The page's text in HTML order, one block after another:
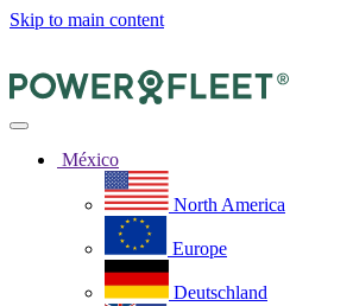
Skip to main content
México
North America
Europe
Deutschland